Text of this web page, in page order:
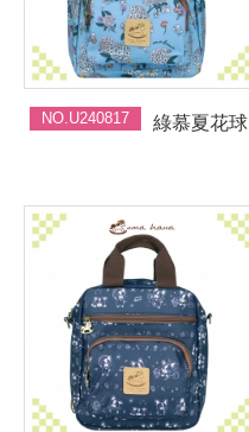
NO.U240817 綠慕夏花球